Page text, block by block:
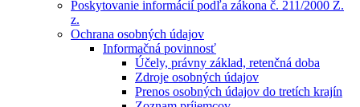
Poskytovanie informácií podľa zákona č. 211/2000 Z.
z.
Ochrana osobných údajov
Informačná povinnosť
Účely, právny základ, retenčná doba
Zdroje osobných údajov
Prenos osobných údajov do tretích krajín